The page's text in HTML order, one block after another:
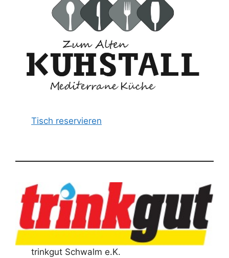
Tisch reservieren
trinkgut Schwalm e.K.